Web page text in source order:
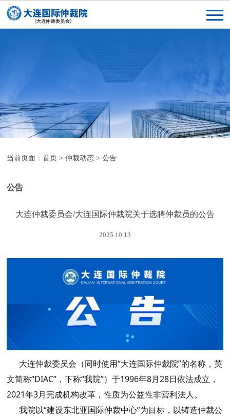
当前页面：首页 >仲裁动态 >公告
公告
大连仲裁委员会/大连国际仲裁院关于选聘仲裁员的公告
2025.10.13
大连仲裁委员会（同时使用“大连国际仲裁院”的名称，英
文简称“DIAC”，下称“我院”）于1996年8月28日依法成立，
2021年3月完成机构改革，性质为公益性非营利法人。
我院以“建设东北亚国际仲裁中心”为目标，以铸造仲裁公